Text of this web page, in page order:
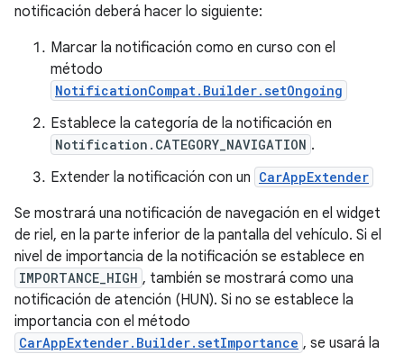
notificación deberá hacer lo siguiente:
Marcar la notificación como en curso con el
método
NotificationCompat.Builder.setOngoing
Establece la categoría de la notificación en
Notification.CATEGORY_NAVIGATION .
Extender la notificación con un CarAppExtender
Se mostrará una notificación de navegación en el widget
de riel, en la parte inferior de la pantalla del vehículo. Si el
nivel de importancia de la notificación se establece en
IMPORTANCE_HIGH , también se mostrará como una
notificación de atención (HUN). Si no se establece la
importancia con el método
CarAppExtender.Builder.setImportance , se usará la